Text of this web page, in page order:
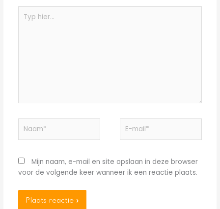
hier...
mail*
Mijn naam, e-mail en site opslaan in deze browser
voor de volgende keer wanneer ik een reactie plaats.